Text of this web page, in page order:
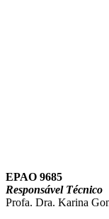
EPAO 9685
Responsável Técnico
Profa. Dra. Karina